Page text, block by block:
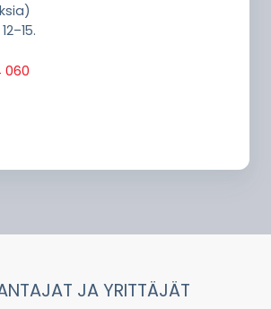
060
JA YRITTÄJÄT